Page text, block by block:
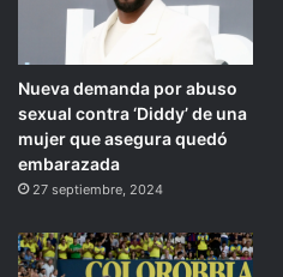
Nueva demanda por abuso
sexual contra ‘Diddy’ de una
mujer que asegura quedó
embarazada
27 septiembre, 2024